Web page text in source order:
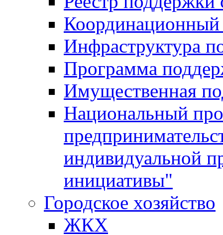
Координационный
Инфраструктура
Программа
Имущественная
Национальный
индивидуальной
инициативы"
Городское хозяйство
ЖКХ